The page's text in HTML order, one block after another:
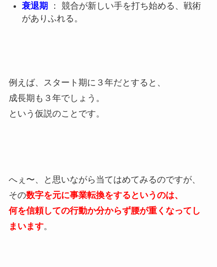
衰退期
： 競合が新しい手を打ち始める、戦術
がありふれる。
例えば、スタート期に３年だとすると、
成長期も３年でしょう。
という仮説のことです。
へぇ〜、と思いながら当てはめてみるのですが、
その数字を元に事業転換をするというのは、
何を信頼しての行動か分からず腰が重くなってし
まいます。